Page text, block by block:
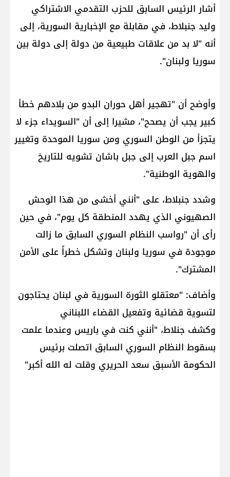
أشار الرئيس السابق للحزب التقدمي الاشتراكي ​
وليد جنبلاط​، في مقابلة مع الإخبارية السورية، إلى
أنه "لا بد من علاقات طبيعية من دولة إلى دولة بين
سوريا ولبنان".
وأوضح أن "تهجير أهل حوران البدو من بلادهم خطأ
كبير يجب أن يصحح"، مشيرا إلى أن "السويداء جزء لا
يتجزأ من الوطن السوري ومن سوريا الموحدة وتغيير
اسم جبل العرب إلى جبل باشان تشويه للتاريخ
والهوية الوطنية".
وشدد جنبلاط، على "أنني أخشى من هذا الوحش
الصهيوني الذي يهدد المنطقة كل يوم"، في حين
رأى أن "رواسب النظام السوري السابق ما زالت
موجودة في سوريا ولبنان وتشكل خطراً على الأمن
المشترك".
وأضاف: "معتقلو الثورة السورية في لبنان يحتاجون
لتسوية قضائية وتفعيل القضاء اللبناني
وكشف جنلاط، "أنني كنت في باريس وعندما علمت
بسقوط النظام السوري السابق اتصلت برئيس
الحكومة الأسبق سعد الحريري وقلت له الله أكبر"